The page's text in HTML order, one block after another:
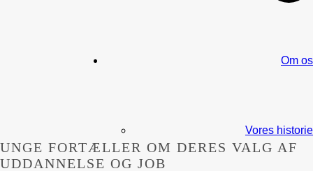
Om os
Vores historie
UNGE FORTÆLLER OM DERES VALG AF
UDDANNELSE OG JOB